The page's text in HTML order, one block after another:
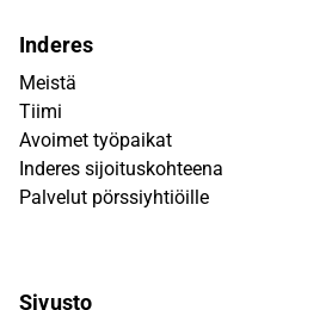
Inderes
Meistä
Tiimi
Avoimet työpaikat
Inderes sijoituskohteena
Palvelut pörssiyhtiöille
Sivusto